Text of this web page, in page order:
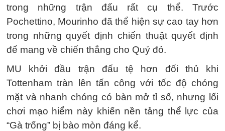
trong những trận đấu rất cụ thể. Trước
Pochettino, Mourinho đã thể hiện sự cao tay hơn
trong những quyết định chiến thuật quyết định
để mang về chiến thắng cho Quỷ đỏ.
MU khởi đầu trận đấu tệ hơn đối thủ khi
Tottenham tràn lên tấn công với tốc độ chóng
mặt và nhanh chóng có bàn mở tỉ số, nhưng lối
chơi mạo hiểm này khiến nền tảng thể lực của
“Gà trống” bị bào mòn đáng kể.